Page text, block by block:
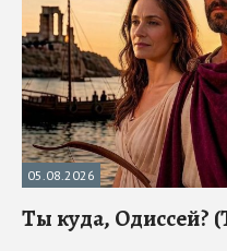
05.08.2026
Ты куда, Одиссей?